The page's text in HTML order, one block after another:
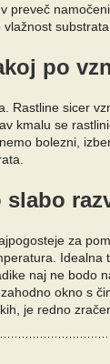
preveč
substrata.
po
Rastline sicer
kmalu se
bolezni,
slabo
za
Idealna
naj ne bodo
okno s
je redno